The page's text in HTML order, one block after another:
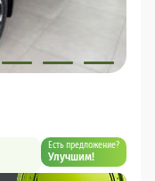
Есть предложение?
Улучшим!